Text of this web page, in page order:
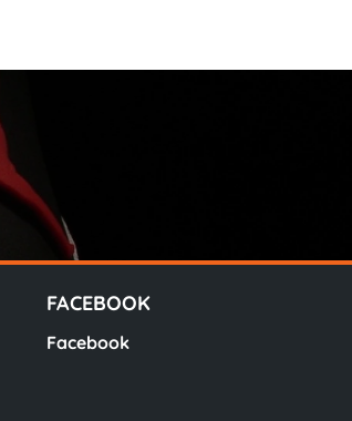
FACEBOOK
Facebook